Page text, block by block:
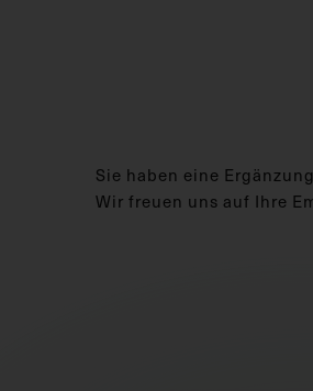
Sie haben eine
Wir freuen uns auf Ihre